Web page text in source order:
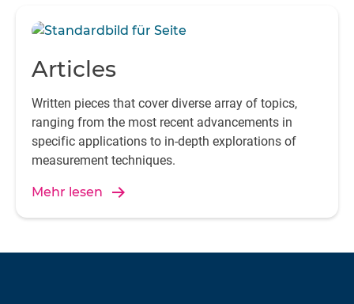
Articles
Written pieces that cover diverse array of topics,
ranging from the most recent advancements in
specific applications to in-depth explorations of
measurement techniques.
Mehr lesen